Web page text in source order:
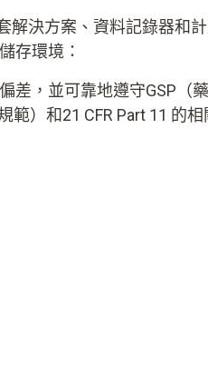
解決方案、資料記錄器和
存環境：
差，並可靠地遵守GSP（
範）和21 CFR Part 11 的相